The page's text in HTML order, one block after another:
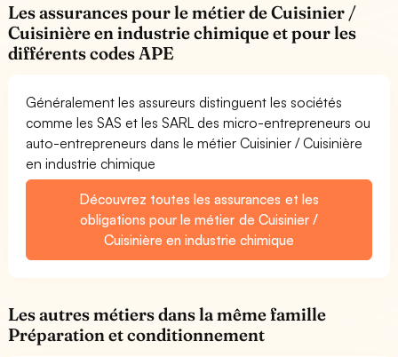
Les assurances pour le métier de Cuisinier /
Cuisinière en industrie chimique et pour les
différents codes APE
Généralement les assureurs distinguent les sociétés
comme les SAS et les SARL des micro-entrepreneurs ou
auto-entrepreneurs dans le métier Cuisinier / Cuisinière
en industrie chimique
Découvrez toutes les assurances et les
obligations pour le métier de Cuisinier /
Cuisinière en industrie chimique
Les autres métiers dans la même famille
Préparation et conditionnement